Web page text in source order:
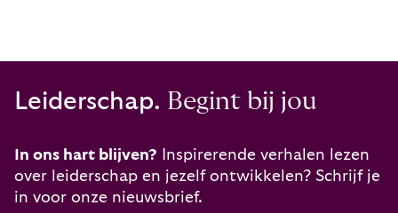
Leiderschap. Begint bij jou
In ons hart blijven? Inspirerende verhalen lezen
over leiderschap en jezelf ontwikkelen? Schrijf je
in voor onze nieuwsbrief.